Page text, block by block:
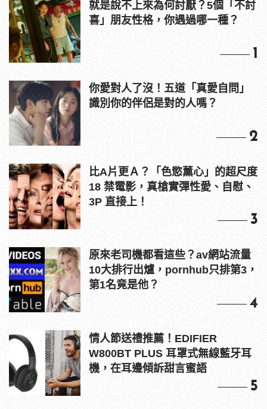
就是說不上來為何討厭？5個「不討
喜」朋友性格，你遇過哪一種？
1
你愛對人了沒！五道「真愛自問」
識別你的伴侶是對的人嗎？
2
比A片更Ａ？「色慾薰心」的超尺度
18 禁電影，真槍實彈性愛、自慰、
3P 直接上！
3
原來老司機都看這些？av網站流量
10大排行出爐，pornhub只排第3，
第1名竟是他？
4
情人節送禮推薦！EDIFIER
W800BT PLUS 耳罩式無線藍牙耳
機，在耳邊傾訴甜言蜜語
5